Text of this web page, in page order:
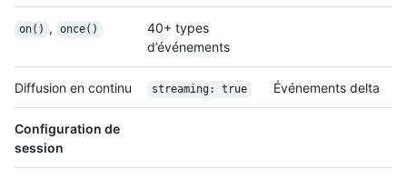
on() , once()
40+ types
d’événements
Diffusion en continu streaming: true Événements delta
Configuration de
session